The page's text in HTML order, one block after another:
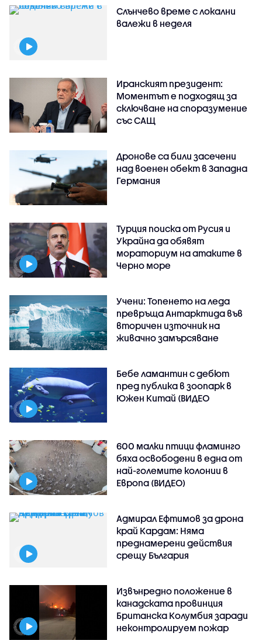
Слънчево време с локални
валежи в неделя
Иранският президент:
Моментът е подходящ за
сключване на споразумение
със САЩ
Дронове са били засечени
над военен обект в Западна
Германия
Турция поиска от Русия и
Украйна да обявят
мораториум на атаките в
Черно море
Учени: Топенето на леда
превръща Антарктида във
вторичен източник на
живачно замърсяване
Бебе ламантин с дебют
пред публика в зоопарк в
Южен Китай (ВИДЕО
600 малки птици фламинго
бяха освободени в една от
най-големите колонии в
Европа (ВИДЕО)
Адмирал Ефтимов за дрона
край Кардам: Няма
преднамерени действия
срещу България
Извънредно положение в
канадската провинция
Британска Колумбия заради
неконтролируем пожар